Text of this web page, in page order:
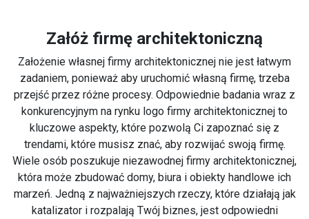
Załóż firmę architektoniczną
Założenie własnej firmy architektonicznej nie jest łatwym
zadaniem, ponieważ aby uruchomić własną firmę, trzeba
przejść przez różne procesy. Odpowiednie badania wraz z
konkurencyjnym na rynku logo firmy architektonicznej to
kluczowe aspekty, które pozwolą Ci zapoznać się z
trendami, które musisz znać, aby rozwijać swoją firmę.
Wiele osób poszukuje niezawodnej firmy architektonicznej,
która może zbudować domy, biura i obiekty handlowe ich
marzeń. Jedną z najważniejszych rzeczy, które działają jak
katalizator i rozpalają Twój biznes, jest odpowiedni